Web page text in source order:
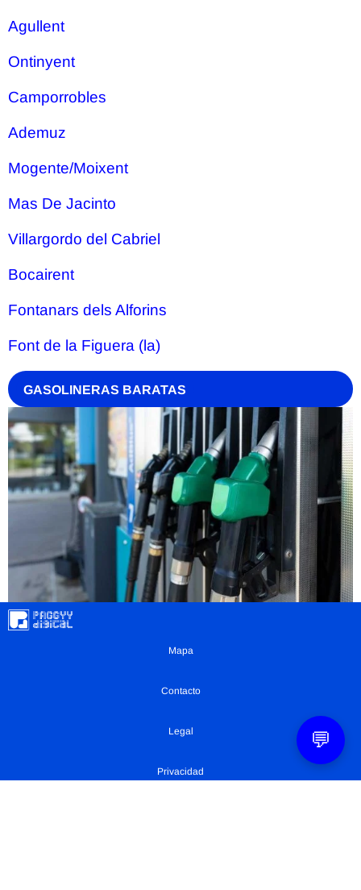
Agullent
Ontinyent
Camporrobles
Ademuz
Mogente/Moixent
Mas De Jacinto
Villargordo del Cabriel
Bocairent
Fontanars dels Alforins
Font de la Figuera (la)
GASOLINERAS BARATAS
Mapa
Contacto
Legal
Privacidad
💬